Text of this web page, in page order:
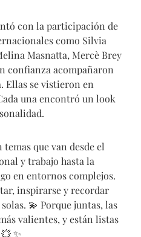
con la participación de
como Silvia
Masnatta, Mercè Brey
confianza acompañaron
Ellas se vistieron en
una encontró un look
temas que van desde el
y trabajo hasta la
en entornos complejos.
inspirarse y recordar
💫 Porque juntas, las
valientes, y están listas
💥✨